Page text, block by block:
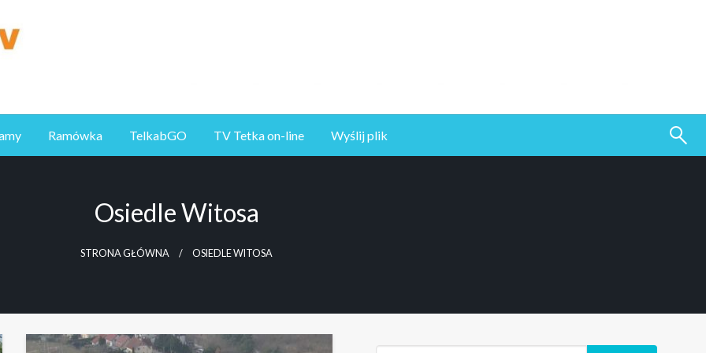
Ramówka TelkabGO TV Tetka on-line Wyślij plik
Osiedle Witosa
STRONA GŁÓWNA OSIEDLE WITOSA